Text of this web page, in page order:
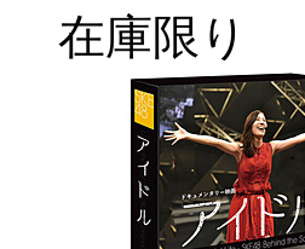
在庫限り